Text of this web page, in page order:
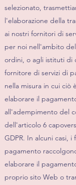
selezionato,
l'elaborazione della
ai nostri fornitori di
per noi nell'ambito
ordini, o agli istituti di
fornitore di servizi di
nella misura in cui ciò
elaborare il
all'adempimento del
dell'articolo 6
GDPR. In alcuni casi,
pagamento
elaborare il
proprio sito Web o